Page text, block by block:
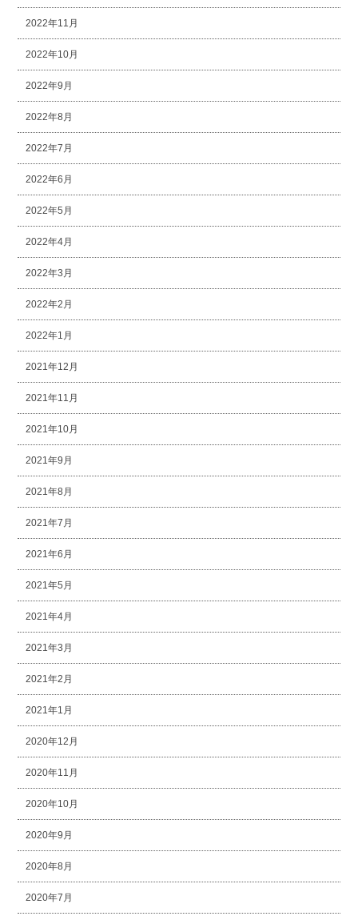
2022年11月
2022年10月
2022年9月
2022年8月
2022年7月
2022年6月
2022年5月
2022年4月
2022年3月
2022年2月
2022年1月
2021年12月
2021年11月
2021年10月
2021年9月
2021年8月
2021年7月
2021年6月
2021年5月
2021年4月
2021年3月
2021年2月
2021年1月
2020年12月
2020年11月
2020年10月
2020年9月
2020年8月
2020年7月